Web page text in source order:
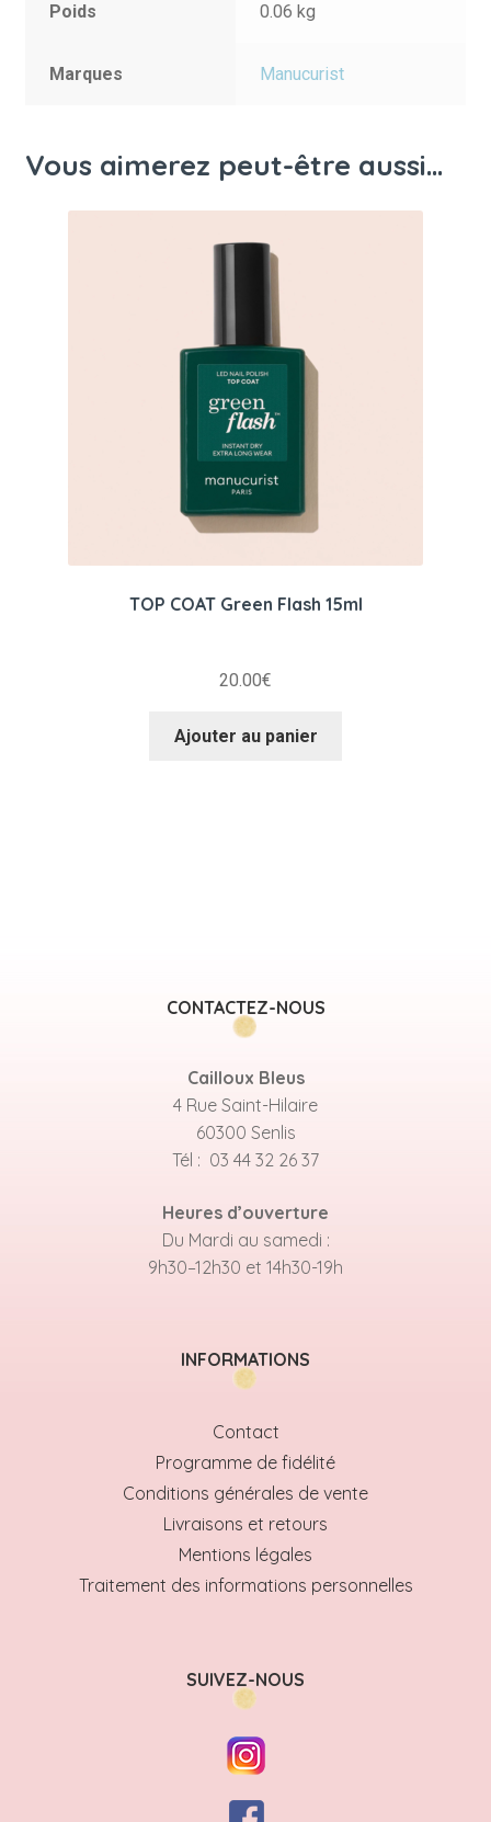
Poids 0.06 kg
Marques Manucurist
Vous aimerez peut-être aussi…
TOP COAT Green Flash 15ml
20.00€
Ajouter au panier
CONTACTEZ-NOUS
Cailloux Bleus
4 Rue Saint-Hilaire
60300 Senlis
Tél : 03 44 32 26 37
Heures d’ouverture
Du Mardi au samedi :
9h30–12h30 et 14h30-19h
INFORMATIONS
Contact
Programme de fidélité
Conditions générales de vente
Livraisons et retours
Mentions légales
Traitement des informations personnelles
SUIVEZ-NOUS